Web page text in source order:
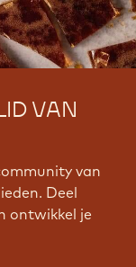
VAN
van
Deel
ontwikkel je